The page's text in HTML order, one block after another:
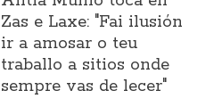
Zas e Laxe: "Fai ilusión
ir a amosar o teu
traballo a sitios onde
sempre vas de lecer"